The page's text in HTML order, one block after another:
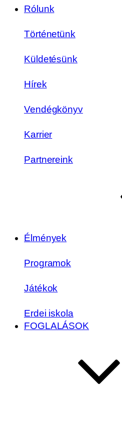
Rólunk
Történetünk
Küldetésünk
Hírek
Vendégkönyv
Karrier
Partnereink
Élmények
Programok
Játékok
Erdei iskola
FOGLALÁSOK